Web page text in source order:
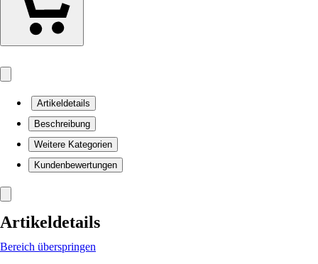
Artikeldetails
Beschreibung
Weitere Kategorien
Kundenbewertungen
Artikeldetails
Bereich überspringen